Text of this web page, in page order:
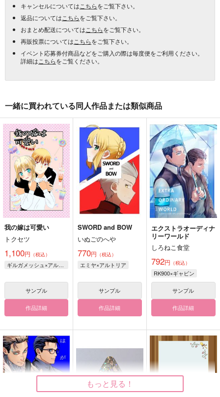
キャンセルについては こちらをご覧下さい。
返品については こちらをご覧下さい。
おまとめ配送については こちらをご覧下さい。
再販投票については こちらをご覧下さい。
イベント応募券付商品などをご購入の際は毎度便をご利用ください。
詳細は こちらをご覧ください。
一緒に買われている同人作品または類似商品
我の嫁は可愛い
トクセツ
1,100円 （税込）
ギルガメッシュ×アルトリア
サンプル
作品詳細
SWORD and BOW
いぬごのへや
770円 （税込）
エミヤ×アルトリア
サンプル
作品詳細
エクストラオーディナ
リーワールド
しろねこ食堂
792円 （税込）
RK900×ギャビン
サンプル
作品詳細
もっと見る！